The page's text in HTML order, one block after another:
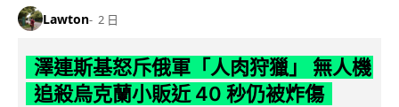
Lawton 2 日
澤連斯基怒斥俄軍「人肉狩獵」 無人機
追殺烏克蘭小販近 40 秒仍被炸傷